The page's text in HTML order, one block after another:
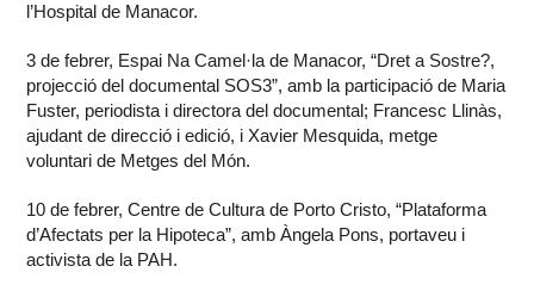
l’Hospital de Manacor.
3 de febrer, Espai Na Camel·la de Manacor, “Dret a Sostre?,
projecció del documental SOS3”, amb la participació de Maria
Fuster, periodista i directora del documental; Francesc Llinàs,
ajudant de direcció i edició, i Xavier Mesquida, metge
voluntari de Metges del Món.
10 de febrer, Centre de Cultura de Porto Cristo, “Plataforma
d’Afectats per la Hipoteca”, amb Àngela Pons, portaveu i
activista de la PAH.